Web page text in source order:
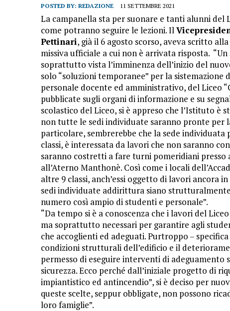
POSTED BY: REDAZIONE 11 SETTEMBRE 2021
La campanella sta per suonare e tanti alunni del
come potranno seguire le lezioni. Il
Pettinari, già il 6 agosto scorso, aveva scritto
missiva ufficiale a cui non è arrivata risposta.
soprattutto vista l’imminenza dell’inizio del
solo “soluzioni temporanee” per la sistemazione
personale docente ed amministrativo, del Liceo
pubblicate sugli organi di informazione e su
scolastico del Liceo, si è appreso che l’Istituto è
non tutte le sedi individuate saranno pronte per
particolare, sembrerebbe che la sede individuata
classi, è interessata da lavori che non saranno
saranno costretti a fare turni pomeridiani
all’Aterno Manthonè. Così come i locali
altre 9 classi, anch’essi oggetto di lavori ancora
sedi individuate addirittura siano
numero così ampio di studenti e personale”.
“Da tempo si è a conoscenza che i lavori del
ma soprattutto necessari per garantire agli
che accoglienti ed adeguati. Purtroppo –
condizioni strutturali dell’edificio e il
permesso di eseguire interventi di
sicurezza. Ecco perché dall’iniziale progetto di
impiantistico ed antincendio”, si è deciso per
queste scelte, seppur obbligate, non possono
loro famiglie”.